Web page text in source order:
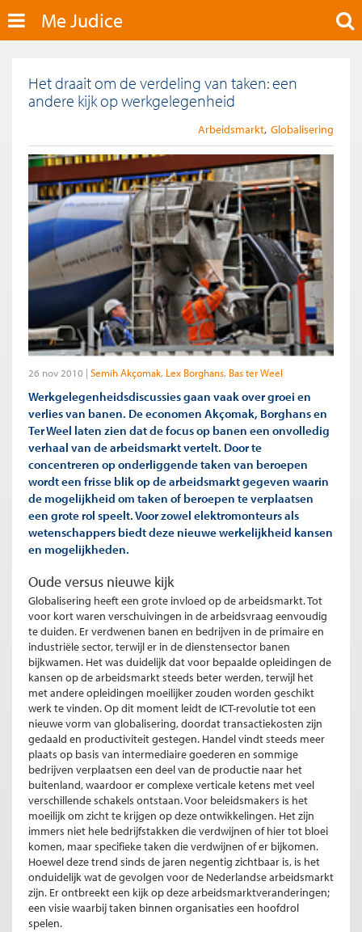
Me Judice
Het draait om de verdeling van taken: een
andere kijk op werkgelegenheid
Arbeidsmarkt Globalisering
26 nov 2010 Semih Akçomak Lex Borghans Bas ter Weel
Werkgelegenheidsdiscussies gaan vaak over groei en
verlies van banen. De economen Akçomak, Borghans en
Ter Weel laten zien dat de focus op banen een onvolledig
verhaal van de arbeidsmarkt vertelt. Door te
concentreren op onderliggende taken van beroepen
wordt een frisse blik op de arbeidsmarkt gegeven waarin
de mogelijkheid om taken of beroepen te verplaatsen
een grote rol speelt. Voor zowel elektromonteurs als
wetenschappers biedt deze nieuwe werkelijkheid kansen
en mogelijkheden.
Oude versus nieuwe kijk
Globalisering heeft een grote invloed op de arbeidsmarkt. Tot
voor kort waren verschuivingen in de arbeidsvraag eenvoudig
te duiden. Er verdwenen banen en bedrijven in de primaire en
industriële sector, terwijl er in de dienstensector banen
bijkwamen. Het was duidelijk dat voor bepaalde opleidingen de
kansen op de arbeidsmarkt steeds beter werden, terwijl het
met andere opleidingen moeilijker zouden worden geschikt
werk te vinden. Op dit moment leidt de ICT-revolutie tot een
nieuwe vorm van globalisering, doordat transactiekosten zijn
gedaald en productiviteit gestegen. Handel vindt steeds meer
plaats op basis van intermediaire goederen en sommige
bedrijven verplaatsen een deel van de productie naar het
buitenland, waardoor er complexe verticale ketens met veel
verschillende schakels ontstaan. Voor beleidsmakers is het
moeilijk om zicht te krijgen op deze ontwikkelingen. Het zijn
immers niet hele bedrijfstakken die verdwijnen of hier tot bloei
komen, maar specifieke taken die verdwijnen of er bijkomen.
Hoewel deze trend sinds de jaren negentig zichtbaar is, is het
onduidelijk wat de gevolgen voor de Nederlandse arbeidsmarkt
zijn. Er ontbreekt een kijk op deze arbeidsmarktveranderingen;
een visie waarbij taken binnen organisaties een hoofdrol
spelen.